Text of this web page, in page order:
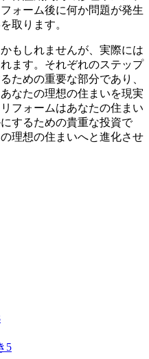
ォーム後に何か問題が発生
取ります。
もしれませんが、実際には
ます。それぞれのステップ
ための重要な部分であり、
なたの理想の住まいを現実
フォームはあなたの住まい
するための貴重な投資で
理想の住まいへと進化させ
5